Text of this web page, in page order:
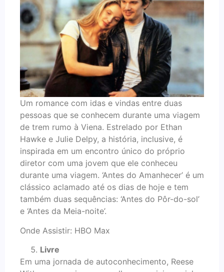
Um romance com idas e vindas entre duas
pessoas que se conhecem durante uma viagem
de trem rumo à Viena. Estrelado por Ethan
Hawke e Julie Delpy, a história, inclusive, é
inspirada em um encontro único do próprio
diretor com uma jovem que ele conheceu
durante uma viagem. ‘Antes do Amanhecer’ é um
clássico aclamado até os dias de hoje e tem
também duas sequências: ‘Antes do Pôr-do-sol’
e ‘Antes da Meia-noite’.
Onde Assistir: HBO Max
Livre
Em uma jornada de autoconhecimento, Reese